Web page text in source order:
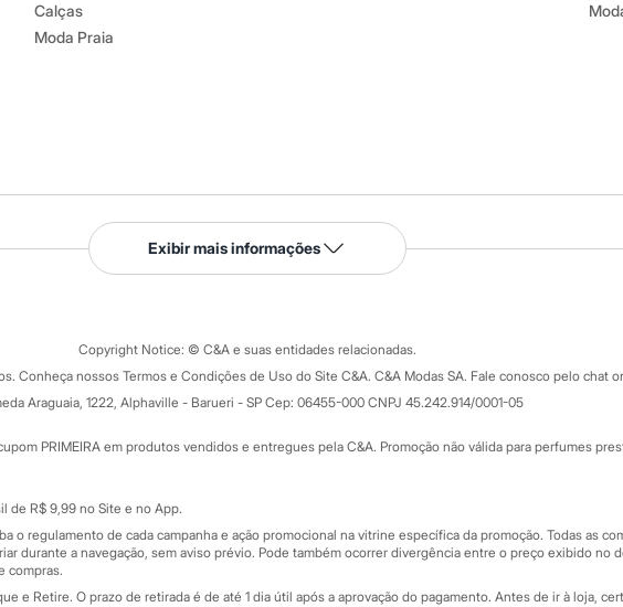
Calças
Moda Praia
Serviços
Tipos de serviços
Formas de pagamento
Todas as vantagens
Minha C&A
Cupons de desconto
Exibir mais informações
Copyright Notice: © C&A e suas entidades relacionadas.
Conheça nossos Termos e Condições de Uso do Site C&A. C&A Modas SA. Fale conosco pelo chat
Araguaia, 1222, Alphaville - Barueri - SP Cep: 06455-000 CNPJ 45.242.914/0001-05
PRIMEIRA em produtos vendidos e entregues pela C&A. Promoção não válida para perfumes
de R$ 9,99 no Site e no App.
o regulamento de cada campanha e ação promocional na vitrine específica da promoção. Todas as
durante a navegação, sem aviso prévio. Pode também ocorrer divergência entre o preço exibido
compras.
e Retire. O prazo de retirada é de até 1 dia útil após a aprovação do pagamento. Antes de ir à loja,